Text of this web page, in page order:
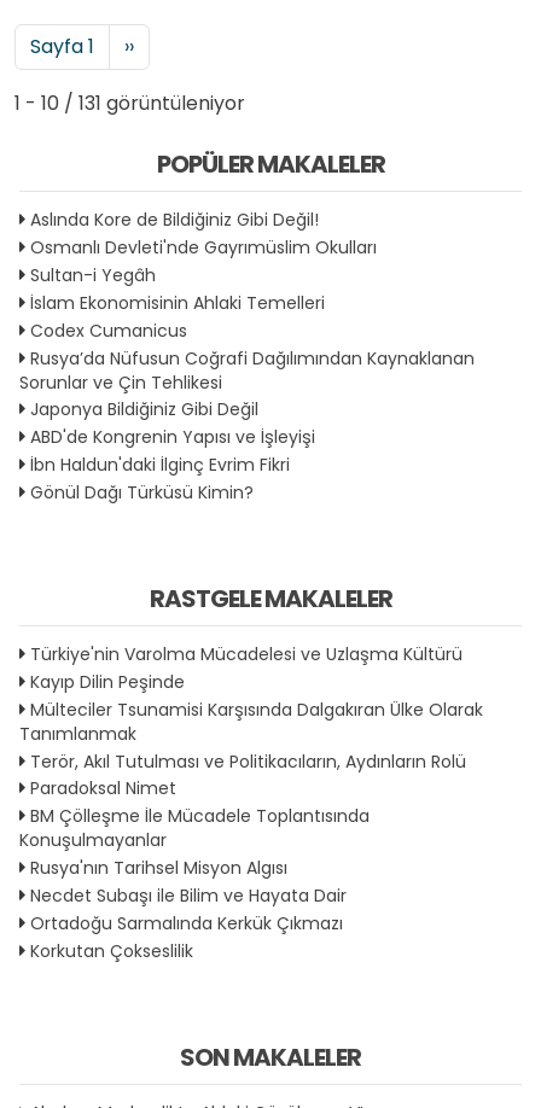
Sayfalama
Sayfa 1 Sonraki sayfa
››
1 - 10 / 131 görüntüleniyor
POPÜLER MAKALELER
Aslında Kore de Bildiğiniz Gibi Değil!
Osmanlı Devleti'nde Gayrımüslim Okulları
Sultan-i Yegâh
İslam Ekonomisinin Ahlaki Temelleri
Codex Cumanicus
Rusya’da Nüfusun Coğrafi Dağılımından Kaynaklanan
Sorunlar ve Çin Tehlikesi
Japonya Bildiğiniz Gibi Değil
ABD'de Kongrenin Yapısı ve İşleyişi
İbn Haldun'daki İlginç Evrim Fikri
Gönül Dağı Türküsü Kimin?
RASTGELE MAKALELER
Türkiye'nin Varolma Mücadelesi ve Uzlaşma Kültürü
Kayıp Dilin Peşinde
Mülteciler Tsunamisi Karşısında Dalgakıran Ülke Olarak
Tanımlanmak
Terör, Akıl Tutulması ve Politikacıların, Aydınların Rolü
Paradoksal Nimet
BM Çölleşme İle Mücadele Toplantısında
Konuşulmayanlar
Rusya'nın Tarihsel Misyon Algısı
Necdet Subaşı ile Bilim ve Hayata Dair
Ortadoğu Sarmalında Kerkük Çıkmazı
Korkutan Çokseslilik
SON MAKALELER